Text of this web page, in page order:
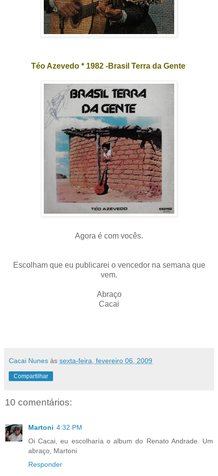
Téo Azevedo * 1982 -Brasil Terra da Gente
Agora é com vocês.
Escolham que eu publicarei o vencedor na semana que
vem.
Abraço
Cacai
Cacai Nunes às sexta-feira, fevereiro 06, 2009
Compartilhar
10 comentários:
Martoni 4:32 PM
Oi Cacai, eu escolharía o album do Renato Andrade. Um
abraço, Martoni
Responder